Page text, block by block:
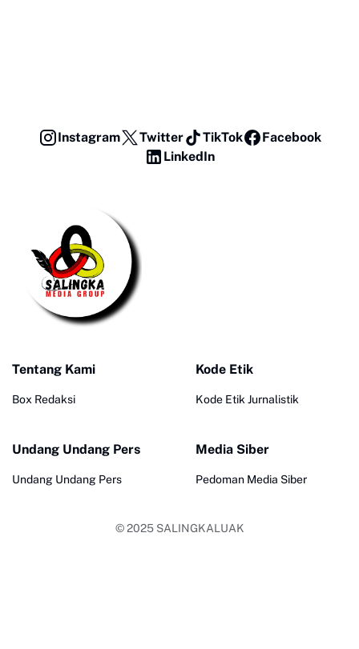
Instagram Twitter TikTok
Facebook
LinkedIn
Tentang Kami
Box Redaksi
Kode Etik
Kode Etik Jurnalistik
Undang Undang Pers
Undang Undang Pers
Media Siber
Pedoman Media Siber
© 2025 SALINGKALUAK